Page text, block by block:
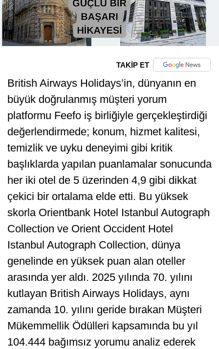
TAKİP ET
British Airways Holidays’in, dünyanın en
büyük doğrulanmış müşteri yorum
platformu Feefo iş birliğiyle gerçekleştirdiği
değerlendirmede; konum, hizmet kalitesi,
temizlik ve uyku deneyimi gibi kritik
başlıklarda yapılan puanlamalar sonucunda
her iki otel de 5 üzerinden 4,9 gibi dikkat
çekici bir ortalama elde etti. Bu yüksek
skorla Orientbank Hotel Istanbul Autograph
Collection ve Orient Occident Hotel
Istanbul Autograph Collection, dünya
genelinde en yüksek puan alan oteller
arasında yer aldı. 2025 yılında 70. yılını
kutlayan British Airways Holidays, aynı
zamanda 10. yılını geride bırakan Müşteri
Mükemmellik Ödülleri kapsamında bu yıl
104.444 bağımsız yorumu analiz ederek